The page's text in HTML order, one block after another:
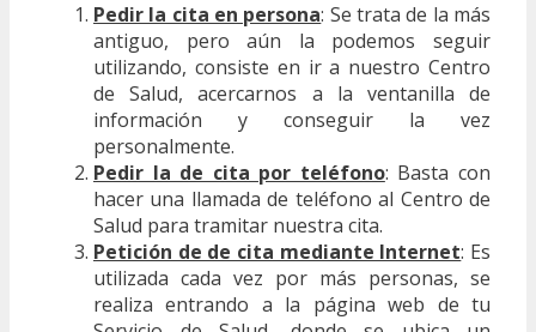
Pedir la cita en persona: Se trata de la más
antiguo, pero aún la podemos seguir
utilizando, consiste en ir a nuestro Centro
de Salud, acercarnos a la ventanilla de
información y conseguir la vez
personalmente.
Pedir la de cita por teléfono: Basta con
hacer una llamada de teléfono al Centro de
Salud para tramitar nuestra cita.
Petición de de cita mediante Internet: Es
utilizada cada vez por más personas, se
realiza entrando a la página web de tu